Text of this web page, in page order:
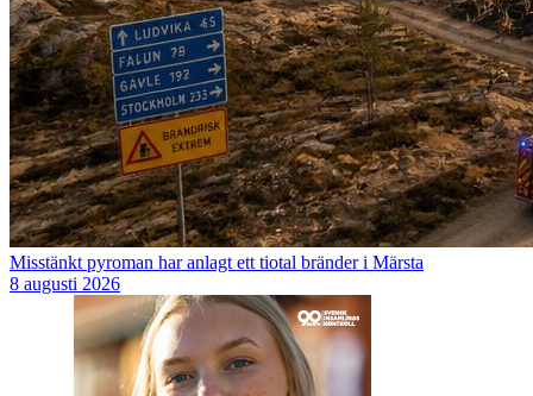
Misstänkt pyroman har anlagt ett tiotal bränder i Märsta
8 augusti 2026